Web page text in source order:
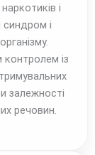
і
і
із
залежності
речовин.